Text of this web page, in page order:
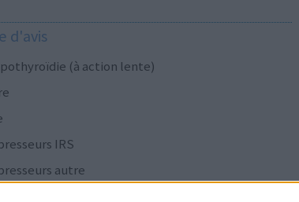
d'avis
(à action lente)
IRS
autre